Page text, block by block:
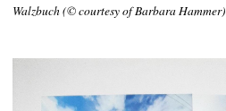
Walzbuch (© courtesy of Barbara Hammer)